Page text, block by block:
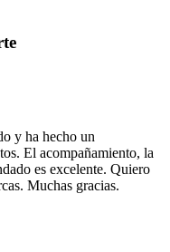
y ha hecho un
El acompañamiento, la
es excelente. Quiero
Muchas gracias.